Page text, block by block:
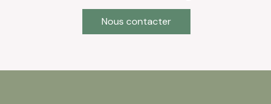
Nous contacter